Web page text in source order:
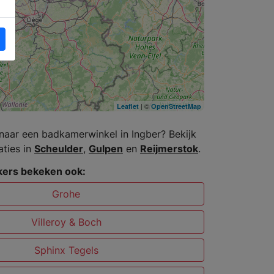
Leaflet| © OpenStreetMap
een badkamerwinkel in Ingber? Bekijk
in Scheulder, Gulpen en Reijmerstok.
bekeken ook:
Grohe
Villeroy & Boch
Sphinx Tegels